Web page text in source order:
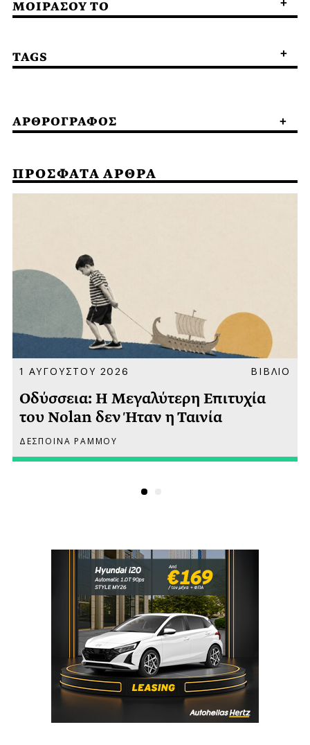
ΜΟΙΡΑΣΟΥ ΤΟ
TAGS
ΑΡΘΡΟΓΡΑΦΟΣ
ΠΡΟΣΦΑΤΑ ΑΡΘΡΑ
1 ΑΥΓΟΥΣΤΟΥ 2026 ΒΙΒΛΙΟ
Οδύσσεια: Η Μεγαλύτερη Επιτυχία
του Nolan δεν Ήταν η Ταινία
ΔΕΣΠΟΙΝΑ ΡΑΜΜΟΥ